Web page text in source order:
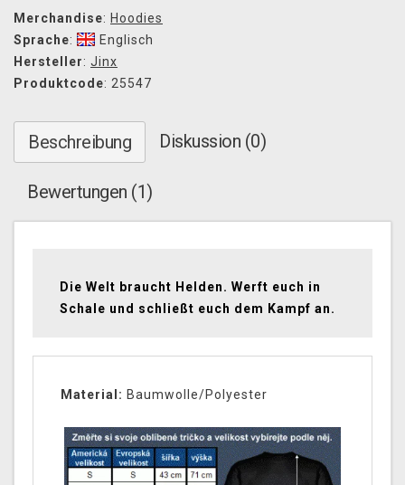
Merchandise: Hoodies
Sprache:
Englisch
Hersteller: Jinx
Produktcode: 25547
Beschreibung Diskussion (0)
Bewertungen (1)
Die Welt braucht Helden. Werft euch in
Schale und schließt euch dem Kampf an.
Material: Baumwolle/Polyester